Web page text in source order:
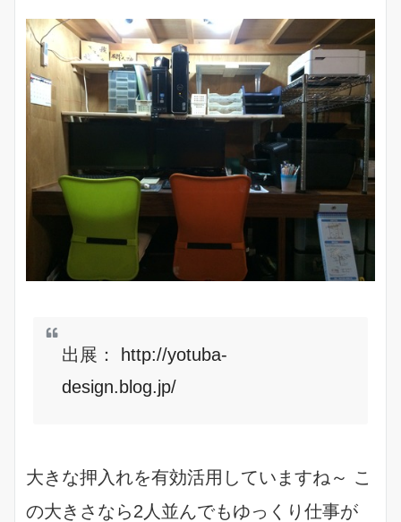
出展：
http://yotuba-
design.blog.jp/
大きな押入れを有効活用していますね～ こ
の大きさなら2人並んでもゆっくり仕事が